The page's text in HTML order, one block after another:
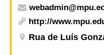
http://
Rua de Luís